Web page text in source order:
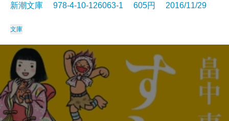
新潮文庫 978-4-10-126063-1 605円 2016/11/29
文庫